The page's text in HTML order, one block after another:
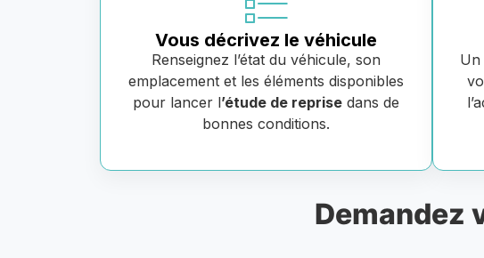
Vous décrivez le véhicule
Renseignez l’état du véhicule, son
emplacement et les éléments disponibles
pour lancer l’étude de reprise dans de
bonnes conditions.
Un
Demandez